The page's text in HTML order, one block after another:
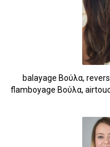
balayage Βούλα,
flamboyage Βούλα,